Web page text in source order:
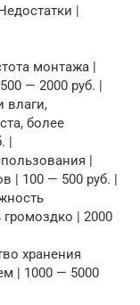
|
монтажа |
— 2000 руб. |
влаги,
более
|
|
| 100 — 500 руб. |
| 2000
хранения
| 1000 — 5000